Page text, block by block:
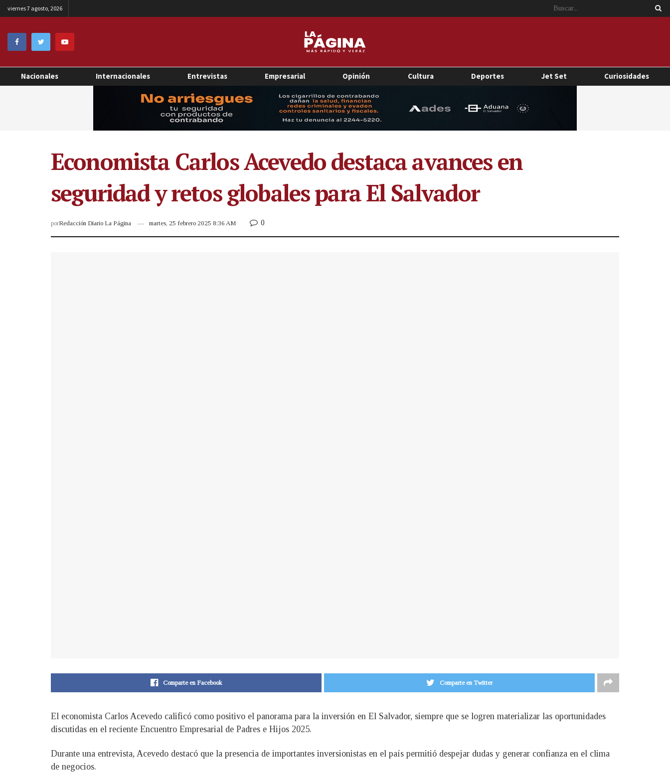
viernes 7 agosto, 2026
Nacionales Internacionales Entrevistas Empresarial Opinión Cultura Deportes Jet Set Curiosidades
Economista Carlos Acevedo destaca avances en
seguridad y retos globales para El Salvador
porRedacción Diario La Página martes, 25 febrero 2025 8:36 AM 0
Comparte en Facebook Comparte en Twitter
El economista Carlos Acevedo calificó como positivo el panorama para la inversión en El Salvador, siempre que se logren materializar las oportunidades
discutidas en el reciente Encuentro Empresarial de Padres e Hijos 2025.
Durante una entrevista, Acevedo destacó que la presencia de importantes inversionistas en el país permitió despejar dudas y generar confianza en el clima
de negocios.